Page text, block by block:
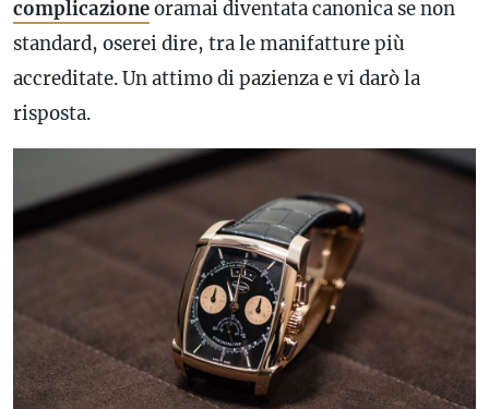
complicazioneoramai diventata canonica se non
standard, oserei dire, tra le manifatture più
accreditate. Un attimo di pazienza e vi darò la
risposta.